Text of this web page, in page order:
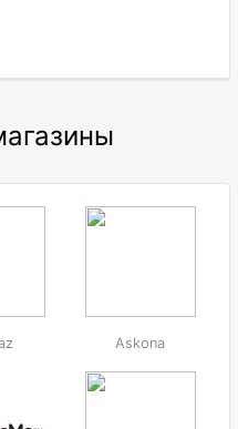
Askona